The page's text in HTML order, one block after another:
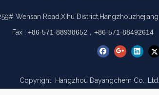
Wensan Road,Xihu
Fax : +86-571-88938652，+86-571-
Copyright Hangzhou Dayangchem Co.,